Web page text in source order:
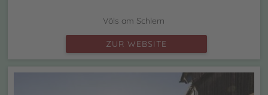
Völs am Schlern
ZUR WEBSITE